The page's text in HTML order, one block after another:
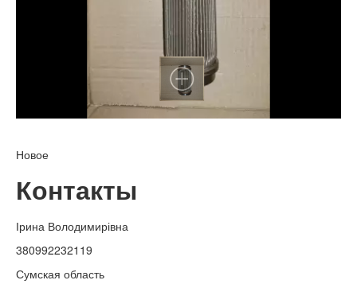
Новое
Контакты
Ірина Володимирівна
380992232119
Сумская область